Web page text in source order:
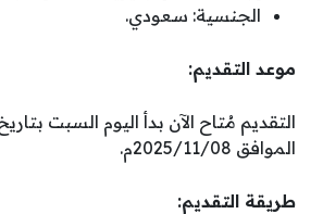
الجنسية: سعودي.
موعد التقديم:
الموافق 2025/11/08م.
طريقة التقديم: